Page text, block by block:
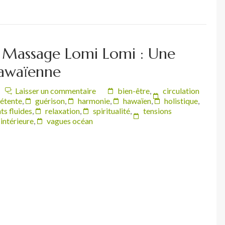
Lomi Lomi : Une
Laisser un commentaire bien-être,
circulation
, guérison, harmonie, hawaïen, holistique,
fluides, relaxation, spiritualité,
tensions
, vagues océan